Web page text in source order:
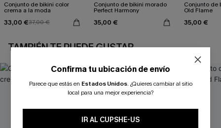
Conjunto de bikini color
crema a la moda
33,00 €37,00 €
Conjunto de bikini morado
Perfect Harmony
35,00 €
Conjunto de
Old Flame
35,00 €
TAMBIÉN TE PUEDE GUSTAR
Confirma tu ubicación de envío
Parece que estás en Estados Unidos. ¿Quieres cambiar al sitio
local para una mejor experiencia?
IR AL CUPSHE-US